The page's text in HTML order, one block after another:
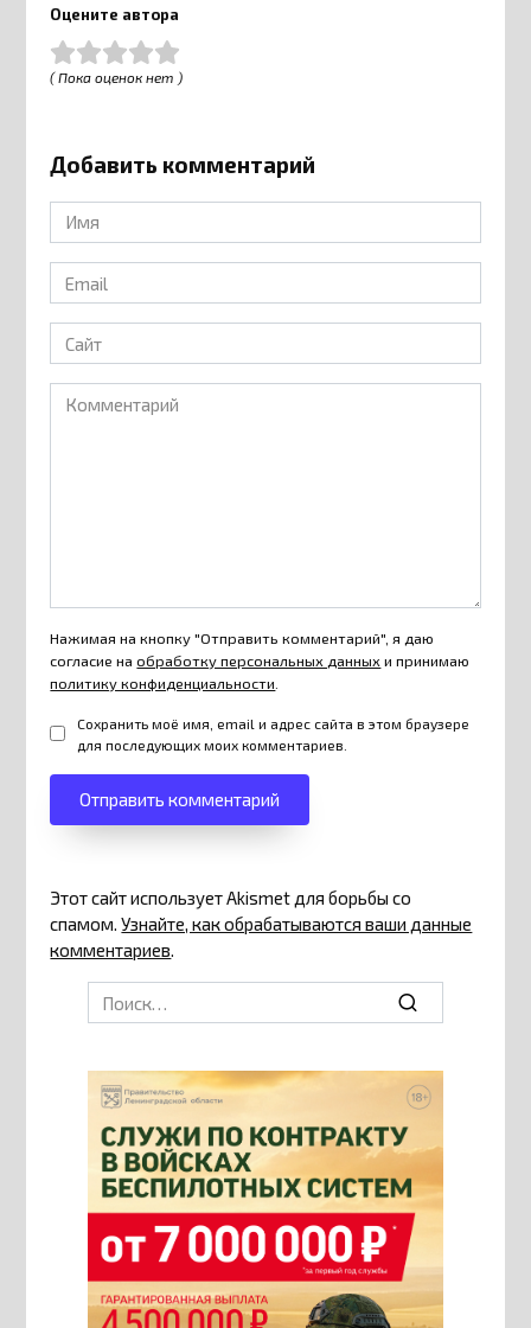
Оцените автора
( Пока оценок нет )
Добавить комментарий
Имя
*
Email
*
Сайт
Комментарий
Нажимая на кнопку "Отправить комментарий", я даю
согласие наобработку персональных данных и принимаю
политику конфиденциальности
Сохранить моё имя, email и адрес сайта в этом браузере
для последующих моих комментариев.
Этот сайт использует Akismet для борьбы со
спамом.Узнайте, как обрабатываются ваши данные
комментариев.
Search
for: